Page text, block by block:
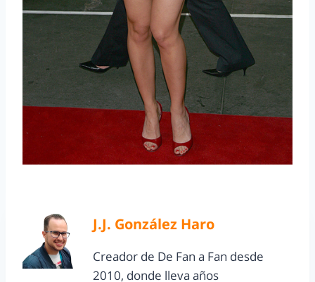
J.J. González Haro
Creador de De Fan a Fan desde
2010, donde lleva años